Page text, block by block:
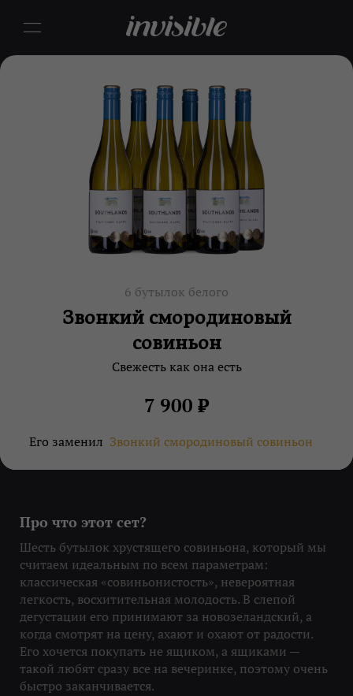
6 бутылок белого
Звонкий смородиновый
совиньон
Свежесть как она есть
7 900 ₽
Его заменил Звонкий смородиновый совиньон
Про что этот сет?
Шесть бутылок хрустящего совиньона, который мы
считаем идеальным по всем параметрам:
классическая «совиньонистость», невероятная
легкость, восхитительная молодость. В слепой
дегустации его принимают за новозеландский, а
когда смотрят на цену, ахают и охают от радости.
Его хочется покупать не ящиком, а ящиками —
такой любят сразу все на вечеринке, поэтому очень
быстро заканчивается.